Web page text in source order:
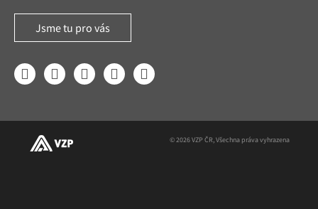
Jsme tu pro vás
FacebookLinkedIn YouTube InstagramTwitter
© 2026 VZP ČR, Všechna práva vyhrazena